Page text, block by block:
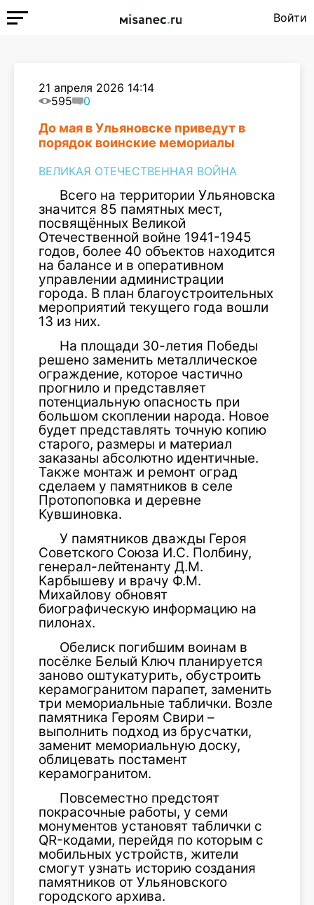
Войти
21 апреля 2026 14:14
595
0
До мая в Ульяновске приведут в
порядок воинские мемориалы
ВЕЛИКАЯ ОТЕЧЕСТВЕННАЯ ВОЙНА
Всего на территории Ульяновска
значится 85 памятных мест,
посвящённых Великой
Отечественной войне 1941-1945
годов, более 40 объектов находится
на балансе и в оперативном
управлении администрации
города. В план благоустроительных
мероприятий текущего года вошли
13 из них.
На площади 30-летия Победы
решено заменить металлическое
ограждение, которое частично
прогнило и представляет
потенциальную опасность при
большом скоплении народа. Новое
будет представлять точную копию
старого, размеры и материал
заказаны абсолютно идентичные.
Также монтаж и ремонт оград
сделаем у памятников в селе
Протопоповка и деревне
Кувшиновка.
У памятников дважды Героя
Советского Союза И.С. Полбину,
генерал-лейтенанту Д.М.
Карбышеву и врачу Ф.М.
Михайлову обновят
биографическую информацию на
пилонах.
Обелиск погибшим воинам в
посёлке Белый Ключ планируется
заново оштукатурить, обустроить
керамогранитом парапет, заменить
три мемориальные таблички. Возле
памятника Героям Свири –
выполнить подход из брусчатки,
заменит мемориальную доску,
облицевать постамент
керамогранитом.
Повсеместно предстоят
покрасочные работы, у семи
монументов установят таблички с
QR-кодами, перейдя по которым с
мобильных устройств, жители
смогут узнать историю создания
памятников от Ульяновского
городского архива.